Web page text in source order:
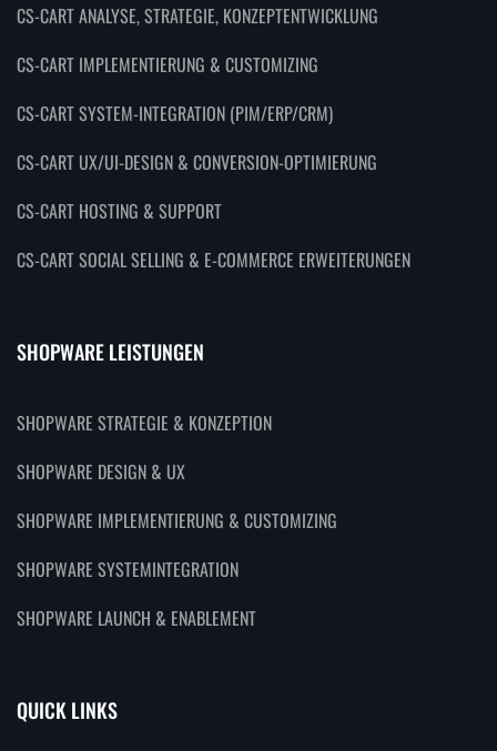
CS-CART ANALYSE, STRATEGIE, KONZEPTENTWICKLUNG
CS-CART IMPLEMENTIERUNG & CUSTOMIZING
CS-CART SYSTEM-INTEGRATION (PIM/ERP/CRM)
CS-CART UX/UI-DESIGN & CONVERSION-OPTIMIERUNG
CS-CART HOSTING & SUPPORT
CS-CART SOCIAL SELLING & E-COMMERCE ERWEITERUNGEN
SHOPWARE LEISTUNGEN
SHOPWARE STRATEGIE & KONZEPTION
SHOPWARE DESIGN & UX
SHOPWARE IMPLEMENTIERUNG & CUSTOMIZING
SHOPWARE SYSTEMINTEGRATION
SHOPWARE LAUNCH & ENABLEMENT
QUICK LINKS